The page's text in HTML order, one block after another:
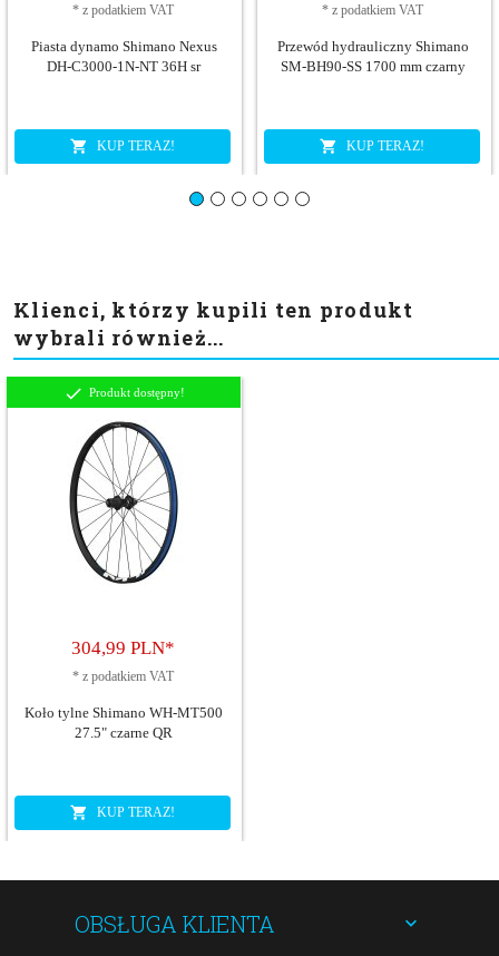
* z podatkiem VAT
Piasta dynamo Shimano Nexus
DH-C3000-1N-NT 36H sr
KUP TERAZ!
* z podatkiem VAT
Przewód hydrauliczny Shimano
SM-BH90-SS 1700 mm czarny
KUP TERAZ!
Klienci, którzy kupili ten produkt
wybrali również...
Produkt dostępny!
304,99 PLN*
* z podatkiem VAT
Koło tylne Shimano WH-MT500
27.5" czarne QR
KUP TERAZ!
OBSŁUGA KLIENTA